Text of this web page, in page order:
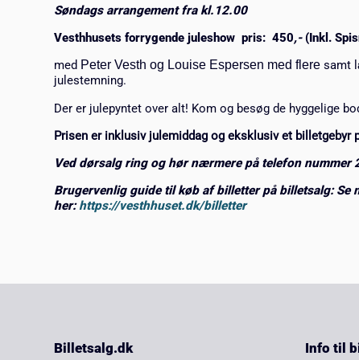
Søndags arrangement fra kl.12.00
Vesthhusets forrygende juleshow pris: 450,- (Inkl.
med Peter Vesth og Louise Espersen med flere samt
julestemning.
Der er julepyntet over alt! Kom og besøg de hyggelige
Prisen er inklusiv julemiddag og eksklusiv et billetgebyr
Ved dørsalg ring og hør nærmere på telefon nummer
Brugervenlig guide til køb af billetter på billetsalg: Se
her:https://vesthhuset.dk/billetter
Billetsalg.dk Info til